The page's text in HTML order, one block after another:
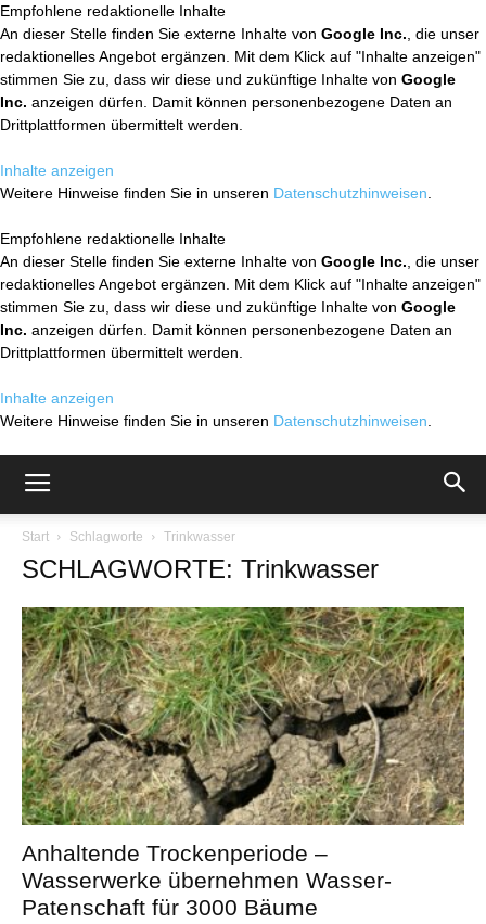
Empfohlene redaktionelle Inhalte
An dieser Stelle finden Sie externe Inhalte von Google Inc. , die unser
redaktionelles Angebot ergänzen. Mit dem Klick auf "Inhalte anzeigen"
stimmen Sie zu, dass wir diese und zukünftige Inhalte von Google
Inc. anzeigen dürfen. Damit können personenbezogene Daten an
Drittplattformen übermittelt werden.
Inhalte anzeigen
Weitere Hinweise finden Sie in unseren Datenschutzhinweisen
Empfohlene redaktionelle Inhalte
An dieser Stelle finden Sie externe Inhalte von Google Inc. , die unser
redaktionelles Angebot ergänzen. Mit dem Klick auf "Inhalte anzeigen"
stimmen Sie zu, dass wir diese und zukünftige Inhalte von Google
Inc. anzeigen dürfen. Damit können personenbezogene Daten an
Drittplattformen übermittelt werden.
Inhalte anzeigen
Weitere Hinweise finden Sie in unseren Datenschutzhinweisen
Start Schlagworte Trinkwasser
SCHLAGWORTE: Trinkwasser
Anhaltende Trockenperiode –
Wasserwerke übernehmen Wasser-
Patenschaft für 3000 Bäume